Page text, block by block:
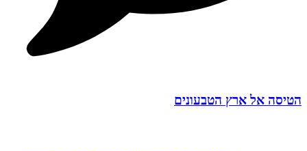
הטיסה אל ארץ הטבעונים